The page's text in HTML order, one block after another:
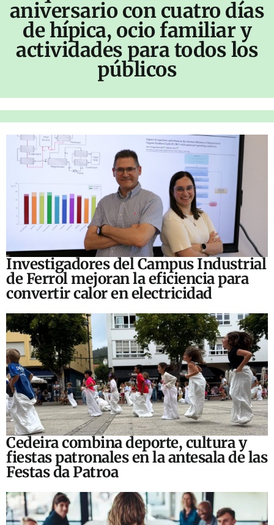
aniversario con cuatro días
de hípica, ocio familiar y
actividades para todos los
públicos
Investigadores del Campus Industrial
de Ferrol mejoran la eficiencia para
convertir calor en electricidad
Cedeira combina deporte, cultura y
fiestas patronales en la antesala de las
Festas da Patroa